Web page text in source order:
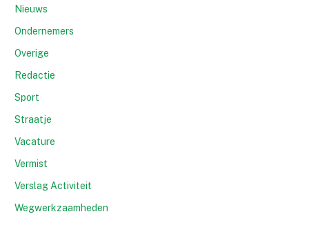
Nieuws
Ondernemers
Overige
Redactie
Sport
Straatje
Vacature
Vermist
Verslag Activiteit
Wegwerkzaamheden